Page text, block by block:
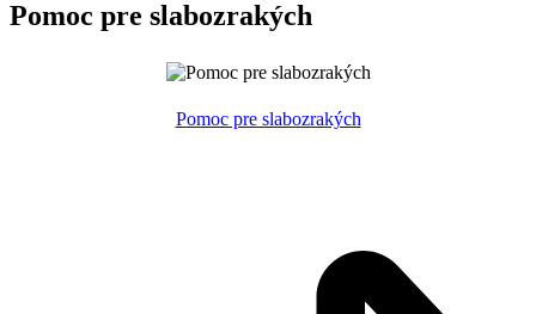
Pomoc pre slabozrakých
Pomoc pre slabozrakých